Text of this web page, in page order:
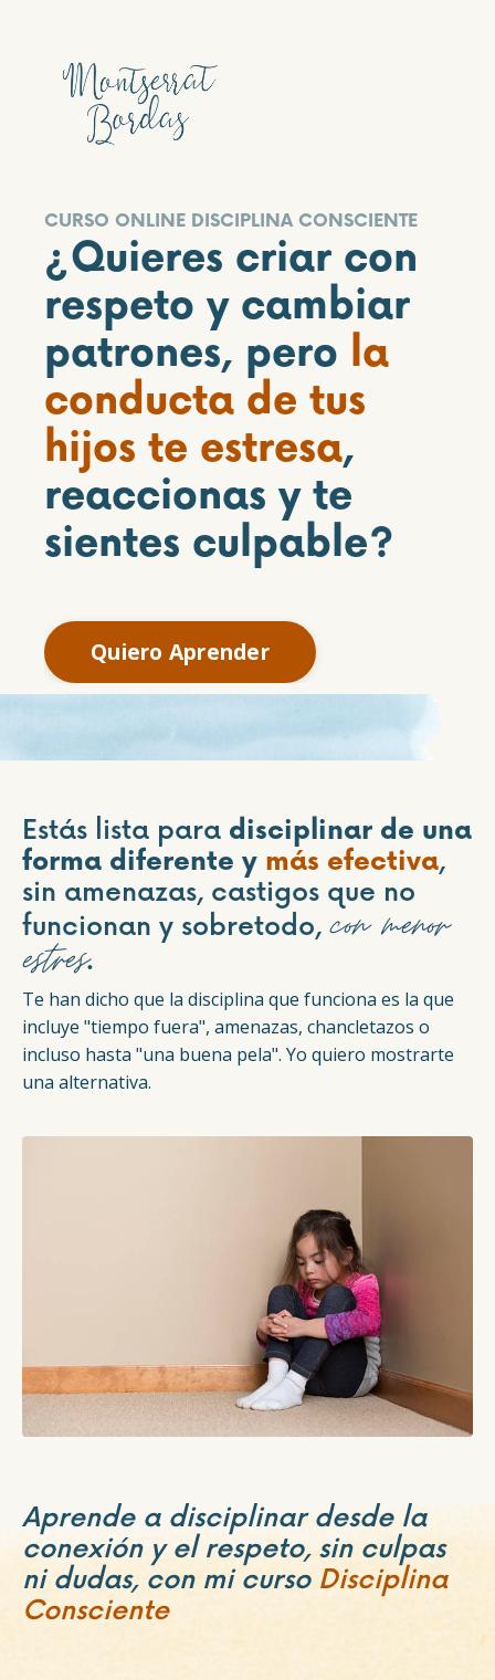
CURSO ONLINE DISCIPLINA CONSCIENTE
¿Quieres criar con
respeto y cambiar
patrones, pero la
conducta de tus
hijos te estresa,
reaccionas y te
sientes culpable?
Quiero Aprender
Estás lista para disciplinar de una
forma diferente y más efectiva,
sin amenazas, castigos que no
funcionan y sobretodo, con menor
estres.
Te han dicho que la disciplina que funciona es la que
incluye "tiempo fuera", amenazas, chancletazos o
incluso hasta "una buena pela". Yo quiero mostrarte
una alternativa.
Aprende a disciplinar desde la
conexión y el respeto, sin culpas
ni dudas, con mi curso Disciplina
Consciente